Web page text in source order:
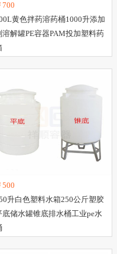
700
黄色拌药溶药桶1000升添加
溶解罐PE容器PAM投加塑料药
500
升白色塑料水箱250公斤塑胶
底储水罐锥底排水桶工业pe水